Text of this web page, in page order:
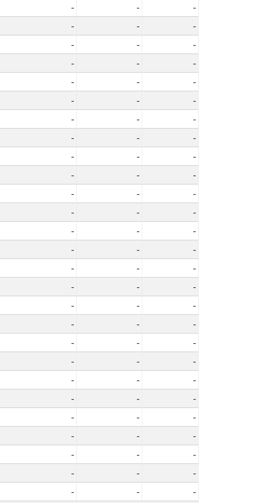
- -
-
- -
-
- -
-
- -
-
- -
-
- -
-
- -
-
- -
-
- -
-
- -
-
- -
-
- -
-
- -
-
- -
-
- -
-
- -
-
- -
-
- -
-
- -
-
- -
-
- -
-
- -
-
- -
-
- -
-
- -
-
- -
-
- -
-